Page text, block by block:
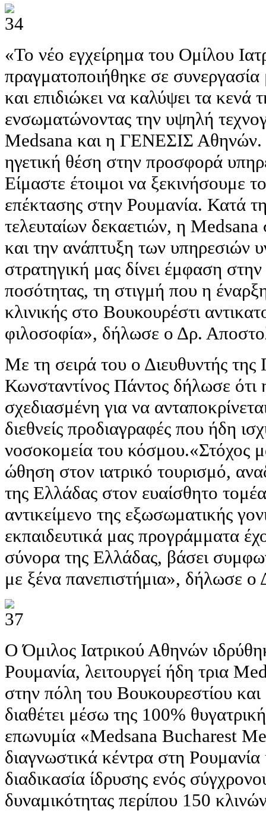
«Το νέο εγχείρημα του Ομίλου
πραγματοποιήθηκε σε
και επιδιώκει να καλύψει τα κενά
ενσωματώνοντας την υψηλή
Medsana και η ΓΕΝΕΣΙΣ Αθηνών.
ηγετική θέση στην προσφορά
Είμαστε έτοιμοι να ξεκινήσουμε
επέκτασης στην Ρουμανία. Κατά
τελευταίων δεκαετιών, η
και την ανάπτυξη των υπηρεσιών
στρατηγική μας δίνει έμφαση στην
ποσότητας, τη στιγμή που η
κλινικής στο Βουκουρέστι
φιλοσοφία», δήλωσε ο Δρ.
Με τη σειρά του ο Διευθυντής
Κωνσταντίνος Πάντος δήλωσε ότι
σχεδιασμένη για να
διεθνείς προδιαγραφές που ήδη
νοσοκομεία του κόσμου.«Στόχος
ώθηση στον ιατρικό τουρισμό,
της Ελλάδας στον ευαίσθητο
αντικείμενο της εξωσωματικής
εκπαιδευτικά μας προγράμματα
σύνορα της Ελλάδας, βάσει
με ξένα πανεπιστήμια», δήλωσε
Ο Όμιλος Ιατρικού Αθηνών
Ρουμανία, λειτουργεί ήδη τρια
στην πόλη του Βουκουρεστίου
διαθέτει μέσω της 100%
επωνυμία «Medsana Bucharest
διαγνωστικά κέντρα στη Ρουμανία
διαδικασία ίδρυσης ενός
δυναμικότητας περίπου 150